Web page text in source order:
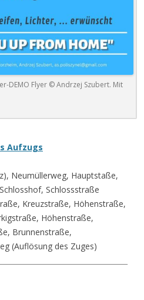
DEMO Flyer © Andrzej Szubert. Mit
Aufzugs
Neumüllerweg, Hauptstaße,
Schlossstraße
Kreuzstraße, Höhenstraße,
Höhenstraße,
Brunnenstraße,
(Auflösung des Zuges)